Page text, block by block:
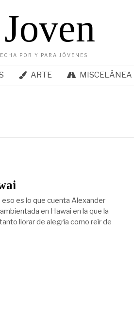
POR Y PARA JÓVENES
ARTE MISCELÁNEA
es lo que cuenta Alexander
en Hawai en la que la
llorar de alegría como reír de